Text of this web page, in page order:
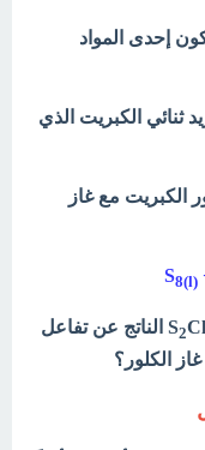
إحدى المواد
ثنائي الكبريت الذي
مع غاز
S8(l)
2Cl
الناتج عن تفاعل